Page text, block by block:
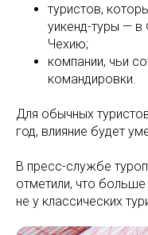
туристов,
уикенд-туры —
Чехию;
компании, чьи
командировки.
Для обычных
год, влияние будет
В пресс-службе
отметили, что
не у классических